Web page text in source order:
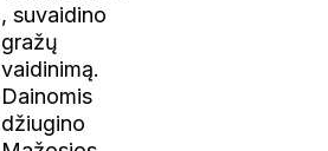
, suvaidino
gražų
vaidinimą.
Dainomis
džiugino